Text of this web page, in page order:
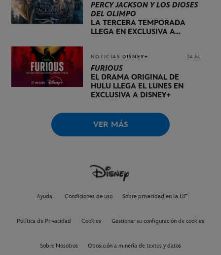
PERCY JACKSON Y LOS DIOSES
DEL OLIMPO
LA TERCERA TEMPORADA
LLEGA EN EXCLUSIVA A
NOTICIAS DISNEY+ 24 Jul.
FURIOUS
EL DRAMA ORIGINAL DE
HULU LLEGA EL LUNES EN
EXCLUSIVA A DISNEY+
VER MÁS
Ayuda Condiciones de uso Sobre privacidad en la UE
Política de Privacidad Cookies Gestionar su configuración de cookies
Sobre Nosotros Oposición a minería de textos y datos